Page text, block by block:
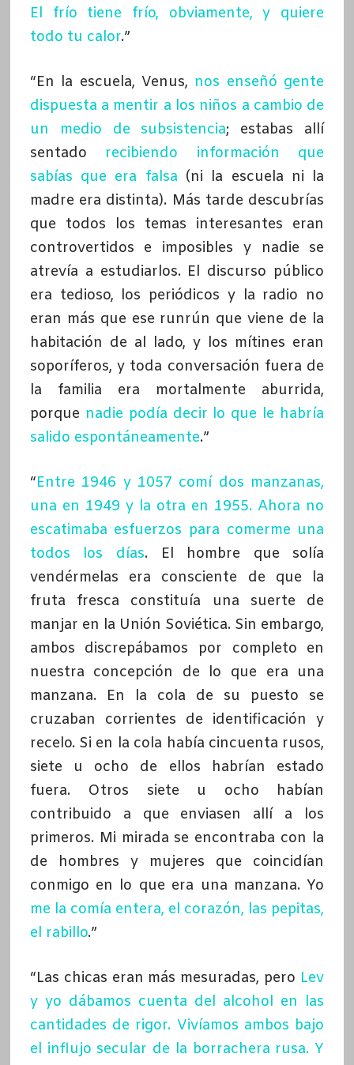
El frío tiene frío, obviamente, y quiere
todo tu calor.”
“En la escuela, Venus, nos enseñó gente
dispuesta a mentir a los niños a cambio de
un medio de subsistencia; estabas allí
sentado recibiendo información que
sabías que era falsa (ni la escuela ni la
madre era distinta). Más tarde descubrías
que todos los temas interesantes eran
controvertidos e imposibles y nadie se
atrevía a estudiarlos. El discurso público
era tedioso, los periódicos y la radio no
eran más que ese runrún que viene de la
habitación de al lado, y los mítines eran
soporíferos, y toda conversación fuera de
la familia era mortalmente aburrida,
porquenadie podía decir lo que le habría
salido espontáneamente.”
“Entre 1946 y 1057 comí dos manzanas,
una en 1949 y la otra en 1955. Ahora no
escatimaba esfuerzos para comerme una
todos los días. El hombre que solía
vendérmelas era consciente de que la
fruta fresca constituía una suerte de
manjar en la Unión Soviética. Sin embargo,
ambos discrepábamos por completo en
nuestra concepción de lo que era una
manzana. En la cola de su puesto se
cruzaban corrientes de identificación y
recelo. Si en la cola había cincuenta rusos,
siete u ocho de ellos habrían estado
fuera. Otros siete u ocho habían
contribuido a que enviasen allí a los
primeros. Mi mirada se encontraba con la
de hombres y mujeres que coincidían
conmigo en lo que era una manzana. Yo
me la comía entera, el corazón, las pepitas,
el rabillo.”
“Las chicas eran más mesuradas, pero Lev
y yo dábamos cuenta del alcohol en las
cantidades de rigor. Vivíamos ambos bajo
el influjo secular de la borrachera rusa. Y